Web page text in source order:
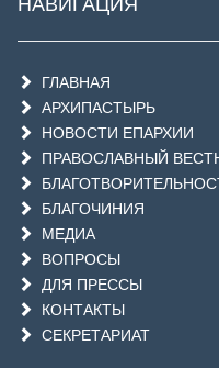
ГЛАВНАЯ
АРХИПАСТЫРЬ
НОВОСТИ ЕПАРХИИ
ПРАВОСЛАВНЫЙ
БЛАГОЧИНИЯ
МЕДИА
ВОПРОСЫ
ДЛЯ ПРЕССЫ
КОНТАКТЫ
СЕКРЕТАРИАТ